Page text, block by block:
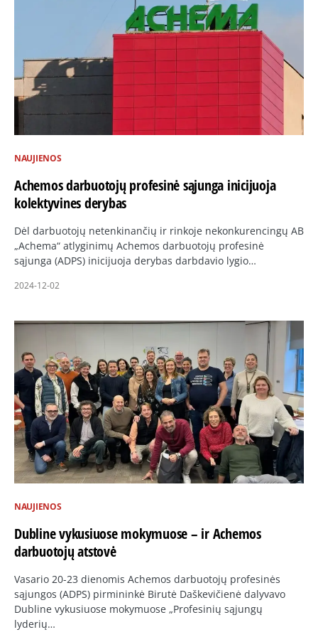
NAUJIENOS
Achemos darbuotojų profesinė sąjunga inicijuoja
kolektyvines derybas
Dėl darbuotojų netenkinančių ir rinkoje nekonkurencingų AB
„Achema“ atlyginimų Achemos darbuotojų profesinė
sąjunga (ADPS) inicijuoja derybas darbdavio lygio…
2024-12-02
NAUJIENOS
Dubline vykusiuose mokymuose – ir Achemos
darbuotojų atstovė
Vasario 20-23 dienomis Achemos darbuotojų profesinės
sąjungos (ADPS) pirmininkė Birutė Daškevičienė dalyvavo
Dubline vykusiuose mokymuose „Profesinių sąjungų
lyderių…